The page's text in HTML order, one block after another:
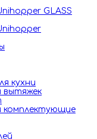
GLASS
кухни
вытяжек
комплектующие